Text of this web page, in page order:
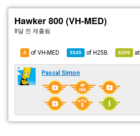
Hawker 800 (VH-MED)
8달 전 제출됨
4 of VH-MED 5545 ofH25B 6209
Pascal Simon